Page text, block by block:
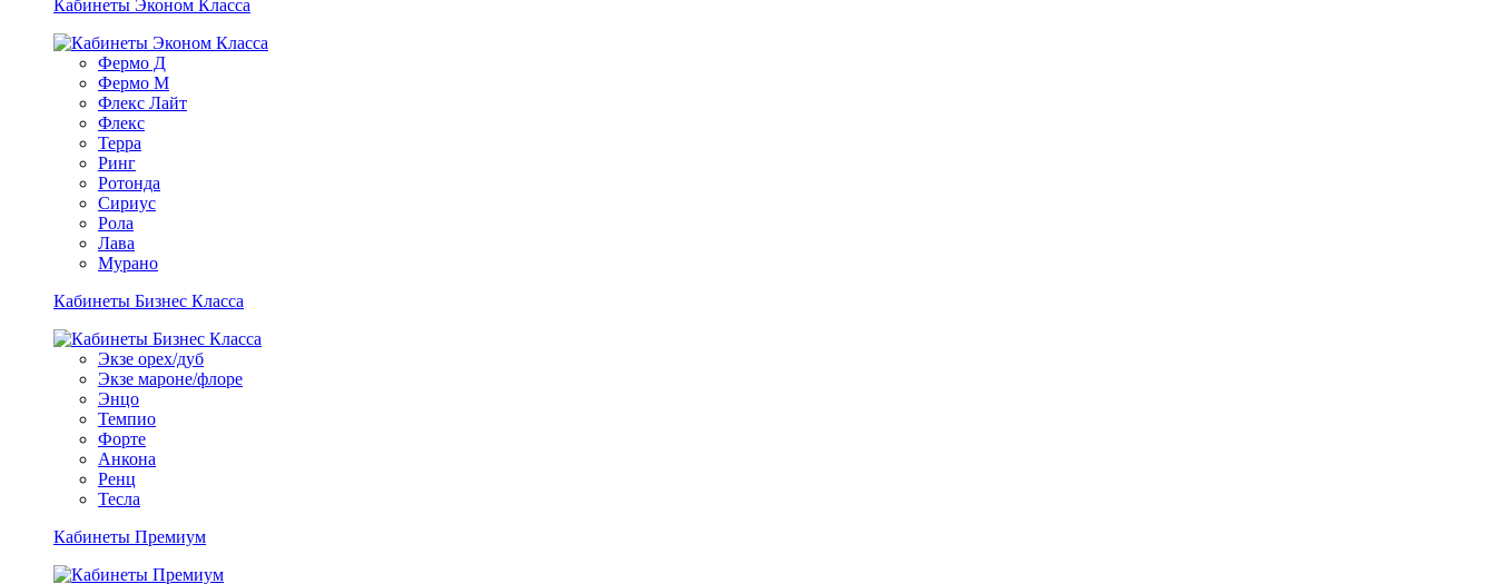
Кабинеты Эконом Класса
Фермо Д
Фермо М
Флекс Лайт
Флекс
Терра
Ринг
Ротонда
Сириус
Рола
Лава
Мурано
Кабинеты Бизнес Класса
Экзе орех/дуб
Экзе мароне/флоре
Энцо
Темпио
Форте
Анкона
Ренц
Тесла
Кабинеты Премиум